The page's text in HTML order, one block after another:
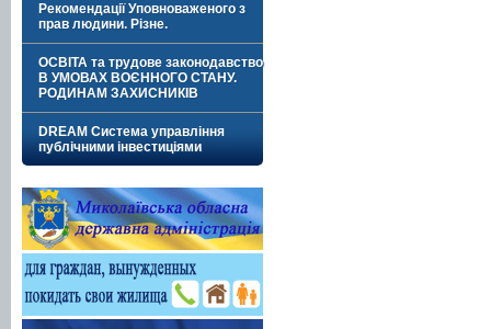
Рекомендації Уповноваженого з
прав людини. Різне.
ОСВІТА та трудове законодавство
В УМОВАХ ВОЄННОГО СТАНУ.
РОДИНАМ ЗАХИСНИКІВ
DREAM Система управління
публічними інвестиціями